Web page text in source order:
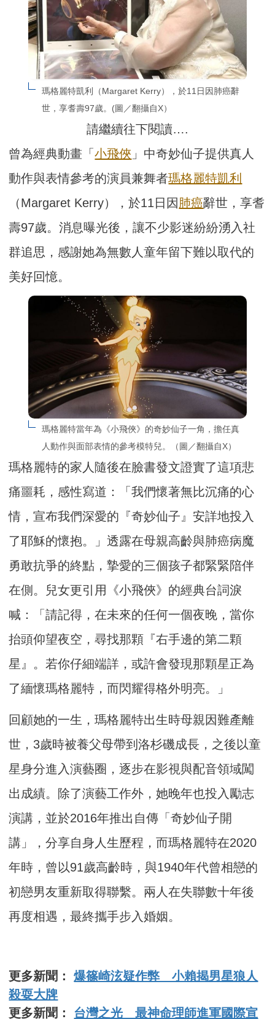
瑪格麗特凱利（Margaret Kerry），於11日因肺癌辭
世，享耆壽97歲。(圖／翻攝自X）
請繼續往下閱讀….
曾為經典動畫「小飛俠 」中奇妙仙子提供真人
動作與表情參考的演員兼舞者瑪格麗特凱利
（Margaret Kerry），於11日因肺癌辭世，享耆
壽97歲。消息曝光後，讓不少影迷紛紛湧入社
群追思，感謝她為無數人童年留下難以取代的
美好回憶。
瑪格麗特當年為《小飛俠》的奇妙仙子一角，擔任真
人動作與面部表情的參考模特兒。（圖／翻攝自X）
瑪格麗特的家人隨後在臉書發文證實了這項悲
痛噩耗，感性寫道：「我們懷著無比沉痛的心
情，宣布我們深愛的『奇妙仙子』安詳地投入
了耶穌的懷抱。」透露在母親高齡與肺癌病魔
勇敢抗爭的終點，摯愛的三個孩子都緊緊陪伴
在側。兒女更引用《小飛俠》的經典台詞淚
喊：「請記得，在未來的任何一個夜晚，當你
抬頭仰望夜空，尋找那顆『右手邊的第二顆
星』。若你仔細端詳，或許會發現那顆星正為
了緬懷瑪格麗特，而閃耀得格外明亮。」
回顧她的一生，瑪格麗特出生時母親因難產離
世，3歲時被養父母帶到洛杉磯成長，之後以童
星身分進入演藝圈，逐步在影視與配音領域闖
出成績。除了演藝工作外，她晚年也投入勵志
演講，並於2016年推出自傳「奇妙仙子開
講」，分享自身人生歷程，而瑪格麗特在2020
年時，曾以91歲高齡時，與1940年代曾相戀的
初戀男友重新取得聯繫。兩人在失聯數十年後
再度相遇，最終攜手步入婚姻。
更多新聞：爆篠崎泫疑作弊 小賴揭男星狼人
殺耍大牌
更多新聞： 台灣之光 最神命理師進軍國際宣